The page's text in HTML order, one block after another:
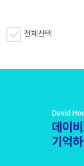
전체선택